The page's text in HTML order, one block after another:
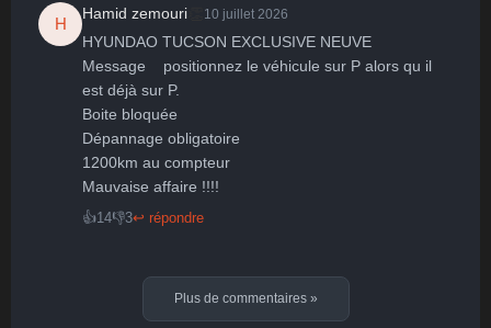
H
Hamid zemouri 10 juillet 2026
HYUNDAO TUCSON EXCLUSIVE NEUVE
Message    positionnez le véhicule sur P alors qu il
est déjà sur P.
Boite bloquée
Dépannage obligatoire
1200km au compteur
Mauvaise affaire !!!!
👍14👎3↩ répondre
Plus de commentaires »